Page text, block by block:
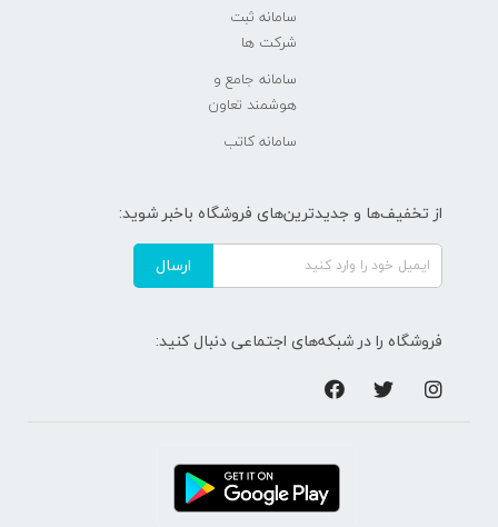
سامانه ثبت
شرکت ها
سامانه جامع و
هوشمند تعاون
سامانه کاتب
از تخفیف‌ها و جدیدترین‌های فروشگاه باخبر شوید:
ارسال
فروشگاه را در شبکه‌های اجتماعی دنبال کنید: